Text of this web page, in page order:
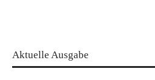
Aktuelle Ausgabe